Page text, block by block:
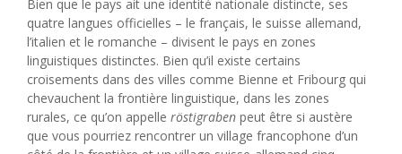
Bien que le pays ait une identité nationale distincte, ses
quatre langues officielles – le français, le suisse allemand,
l’italien et le romanche – divisent le pays en zones
linguistiques distinctes. Bien qu’il existe certains
croisements dans des villes comme Bienne et Fribourg qui
chevauchent la frontière linguistique, dans les zones
rurales, ce qu’on appelle röstigraben peut être si austère
que vous pourriez rencontrer un village francophone d’un